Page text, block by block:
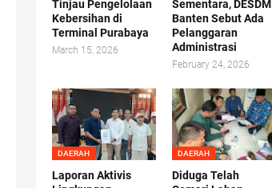
Tinjau Pengelolaan
Kebersihan di
Terminal Purabaya
March 15, 2026
Sementara, DESDM
Banten Sebut Ada
Pelanggaran
Administrasi
February 24, 2026
DAERAH
Laporan Aktivis
DAERAH
Diduga Telah